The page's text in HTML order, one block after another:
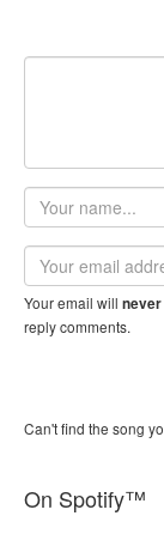
Your
name
Email
address
Your email will
reply comments.
Can't find the song
On Spotify™